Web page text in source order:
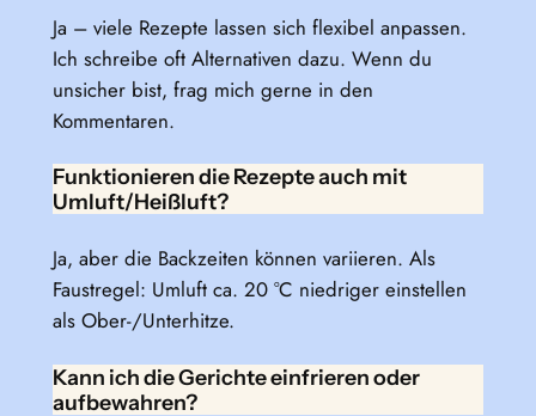
Ja – viele Rezepte lassen sich flexibel anpassen.
Ich schreibe oft Alternativen dazu. Wenn du
unsicher bist, frag mich gerne in den
Kommentaren.
Funktionieren die Rezepte auch mit
Umluft/Heißluft?
Ja, aber die Backzeiten können variieren. Als
Faustregel: Umluft ca. 20 °C niedriger einstellen
als Ober-/Unterhitze.
Kann ich die Gerichte einfrieren oder
aufbewahren?